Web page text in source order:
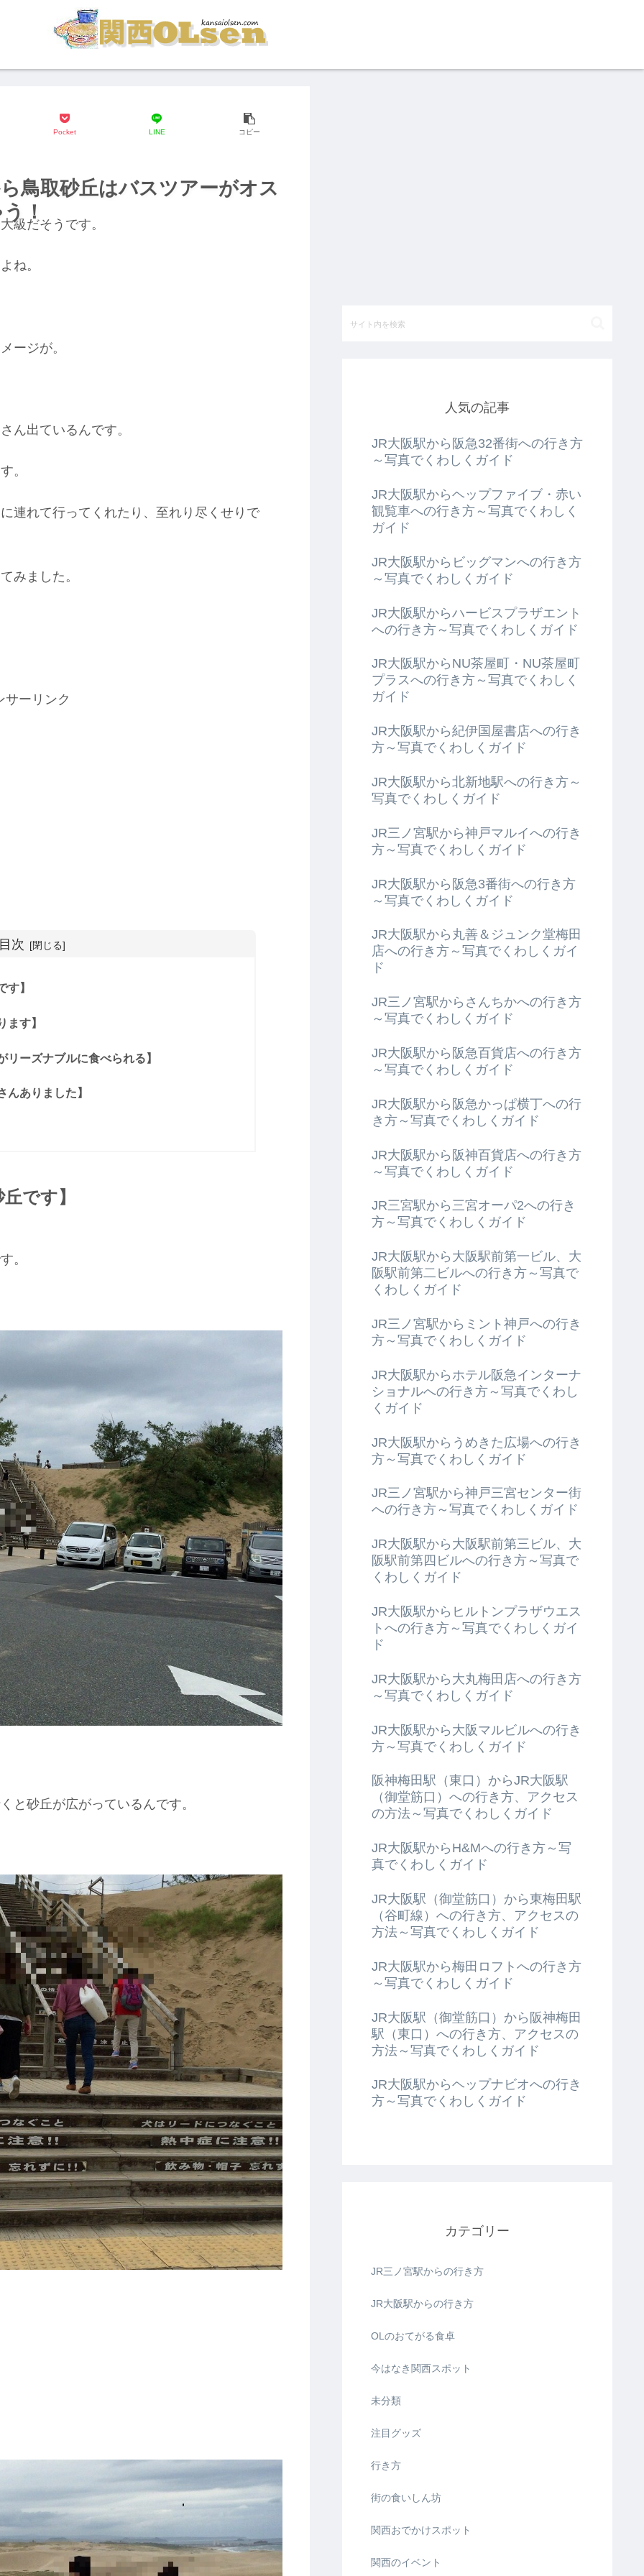
鳥取砂丘はバスツアーがオス
！
Pocket LINE コピー
級だそうです。
ね。
ージが。
ん出ているんです。
。
連れて行ってくれたり、至れり尽くせりで
みました。
サーリンク
次
】
す】
ーズナブルに食べられる】
ありました】
です】
。
と砂丘が広がっているんです。
人気の記事
JR大阪駅から阪急32番街への行き方
～写真でくわしくガイド
JR大阪駅からヘップファイブ・赤い
観覧車への行き方～写真でくわしく
ガイド
JR大阪駅からビッグマンへの行き方
～写真でくわしくガイド
JR大阪駅からハービスプラザエント
への行き方～写真でくわしくガイド
JR大阪駅からNU茶屋町・NU茶屋町
プラスへの行き方～写真でくわしく
ガイド
JR大阪駅から紀伊国屋書店への行き
方～写真でくわしくガイド
JR大阪駅から北新地駅への行き方～
写真でくわしくガイド
JR三ノ宮駅から神戸マルイへの行き
方～写真でくわしくガイド
JR大阪駅から阪急3番街への行き方
～写真でくわしくガイド
JR大阪駅から丸善＆ジュンク堂梅田
店への行き方～写真でくわしくガイ
ド
JR三ノ宮駅からさんちかへの行き方
～写真でくわしくガイド
JR大阪駅から阪急百貨店への行き方
～写真でくわしくガイド
JR大阪駅から阪急かっぱ横丁への行
き方～写真でくわしくガイド
JR大阪駅から阪神百貨店への行き方
～写真でくわしくガイド
JR三宮駅から三宮オーパ2への行き
方～写真でくわしくガイド
JR大阪駅から大阪駅前第一ビル、大
阪駅前第二ビルへの行き方～写真で
くわしくガイド
JR三ノ宮駅からミント神戸への行き
方～写真でくわしくガイド
JR大阪駅からホテル阪急インターナ
ショナルへの行き方～写真でくわし
くガイド
JR大阪駅からうめきた広場への行き
方～写真でくわしくガイド
JR三ノ宮駅から神戸三宮センター街
への行き方～写真でくわしくガイド
JR大阪駅から大阪駅前第三ビル、大
阪駅前第四ビルへの行き方～写真で
くわしくガイド
JR大阪駅からヒルトンプラザウエス
トへの行き方～写真でくわしくガイ
ド
JR大阪駅から大丸梅田店への行き方
～写真でくわしくガイド
JR大阪駅から大阪マルビルへの行き
方～写真でくわしくガイド
阪神梅田駅（東口）からJR大阪駅
（御堂筋口）への行き方、アクセス
の方法～写真でくわしくガイド
JR大阪駅からH&Mへの行き方～写
真でくわしくガイド
JR大阪駅（御堂筋口）から東梅田駅
（谷町線）への行き方、アクセスの
方法～写真でくわしくガイド
JR大阪駅から梅田ロフトへの行き方
～写真でくわしくガイド
JR大阪駅（御堂筋口）から阪神梅田
駅（東口）への行き方、アクセスの
方法～写真でくわしくガイド
JR大阪駅からヘップナビオへの行き
方～写真でくわしくガイド
カテゴリー
JR三ノ宮駅からの行き方
JR大阪駅からの行き方
OLのおてがる食卓
今はなき関西スポット
未分類
注目グッズ
行き方
街の食いしん坊
関西おでかけスポット
関西のイベント